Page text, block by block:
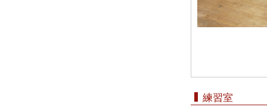
練習室